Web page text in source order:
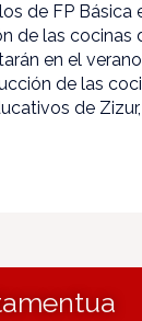
de FP Básica
de las cocinas
en el
de las
de